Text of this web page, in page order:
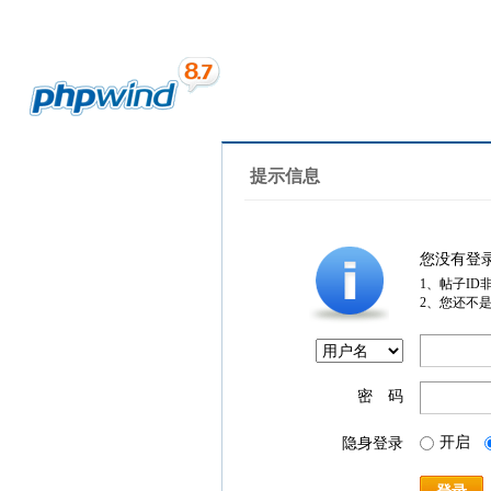
提示信息
您没有登
1、帖子ID
2、您还不
密 码
隐身登录 开启